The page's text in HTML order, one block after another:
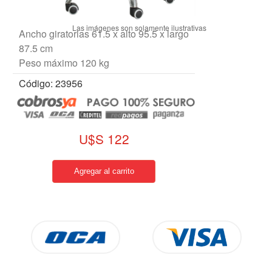
Ancho giratorias 61.5 x alto 95.5 x largo
87.5 cm
Peso máximo 120 kg
Código: 23956
U$S 122